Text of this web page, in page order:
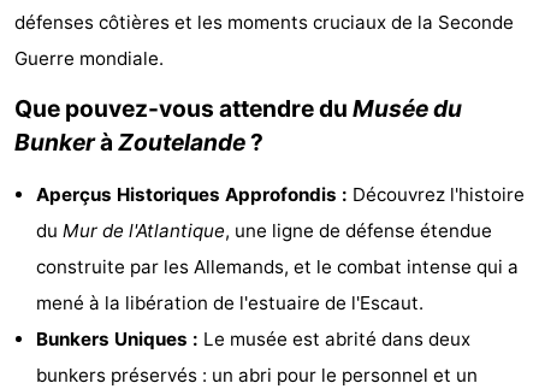
d'hôtes
Chaumières
-
Buitenhof
-
Domburg
Westhove
Hôtels
minutes
Plages
défenses côtières et les moments cruciaux de la Seconde
Guerre mondiale.
Que pouvez-vous attendre du Musée du
Bunkerà Zoutelande?
Aperçus Historiques Approfondis : Découvrez l'histoire
du Mur de l'Atlantique, une ligne de défense étendue
construite par les Allemands, et le combat intense qui a
mené à la libération de l'estuaire de l'Escaut.
Bunkers Uniques : Le musée est abrité dans deux
bunkers préservés : un abri pour le personnel et un